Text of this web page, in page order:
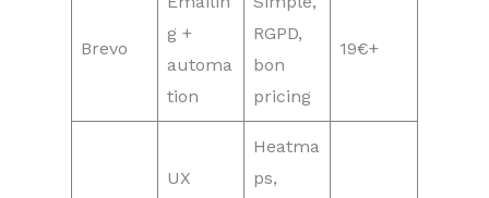
Brevo
g +
automa
tion
RGPD,
bon
pricing
19€+
UX
Heatma
ps,